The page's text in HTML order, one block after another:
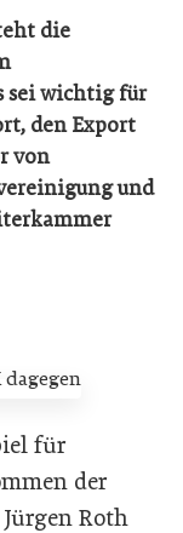
die
sei wichtig für
den Export
von
und
für
der
Roth